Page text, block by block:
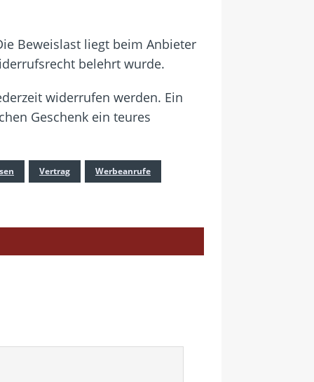
Beweislast liegt beim Anbieter
belehrt wurde.
widerrufen werden. Ein
Geschenk ein teures
Vertrag Werbeanrufe